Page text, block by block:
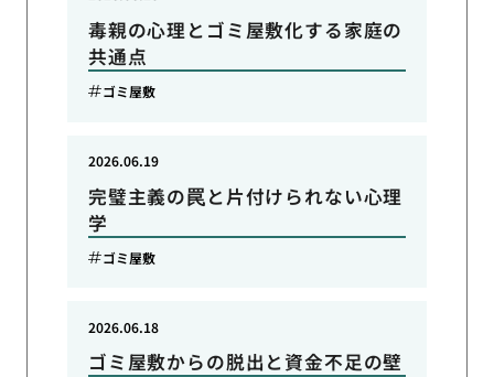
毒親の心理とゴミ屋敷化する家庭の
共通点
ゴミ屋敷
完璧主義の罠と片付けられない心理
学
2026.06.19
ゴミ屋敷
ゴミ屋敷からの脱出と資金不足の壁
2026.06.18